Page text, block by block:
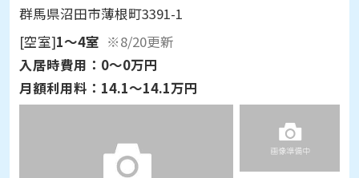
群馬県沼田市薄根町3391-1
[空室]1～4室 ※8/20更新
入居時費用： 0～0万円
月額利用料： 14.1～14.1万円